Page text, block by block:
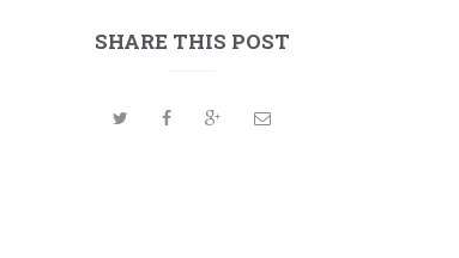
SHARE THIS POST